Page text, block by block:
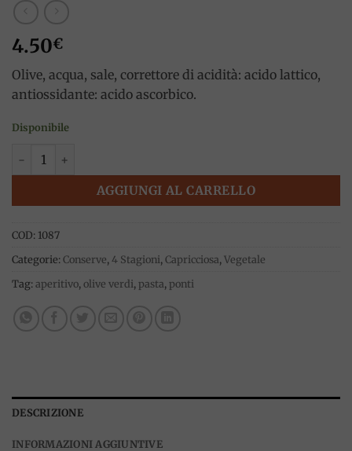
4.50€
Olive, acqua, sale, correttore di acidità: acido lattico,
antiossidante: acido ascorbico.
Disponibile
Olive verdi snocciolate 400g, Ponti quantità
AGGIUNGI AL CARRELLO
COD: 1087
Categorie: Conserve, 4 Stagioni, Capricciosa, Vegetale
Tag: aperitivo, olive verdi, pasta, ponti
DESCRIZIONE
INFORMAZIONI AGGIUNTIVE